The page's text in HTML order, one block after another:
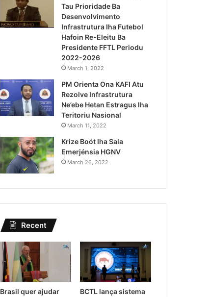
Lei Siberseguransa Ajuda
Kaptura Autór Kriminozu
Estranjeiru
Tau Prioridade Ba
Desenvolvimento
Infrastrutura Iha Futebol
Hafoin Re-Eleitu Ba
Presidente FFTL Periodu
2022-2026
March 1, 2022
PM Orienta Ona KAFI Atu
Rezolve Infrastrutura
Ne’ebe Hetan Estragus Iha
Teritoriu Nasional
March 11, 2022
Krize Boót Iha Sala
Emerjénsia HGNV
March 26, 2022
Recent
Brasil quer ajudar
BCTL lança sistema